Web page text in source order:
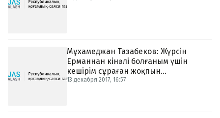
13 декабря 2017, 16:57
Мұхамеджан Тазабеков: Жүрсін
Ерманнан кінәлі болғаным үшін
кешірім сұраған жоқпын...